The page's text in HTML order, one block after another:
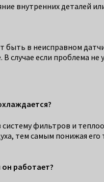
внутренних деталей
в неисправном
случае если проблема
фильтров и
тем самым понижая
работает?